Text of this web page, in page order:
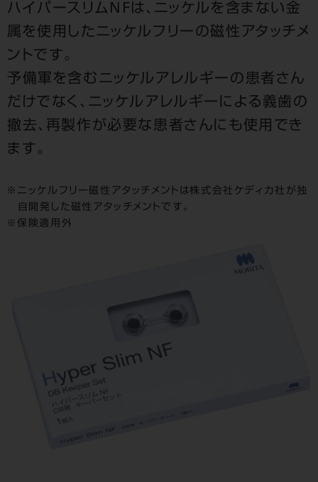
ハイパースリムNFは、ニッケルを含まない金
属を使用したニッケルフリーの磁性アタッチメ
ントです。
予備軍を含むニッケルアレルギーの患者さん
だけでなく、ニッケルアレルギーによる義歯の
撤去、再製作が必要な患者さんにも使用でき
ます。
ニッケルフリー磁性アタッチメントは株式会社ケディカ社が独
自開発した磁性アタッチメントです。
保険適用外